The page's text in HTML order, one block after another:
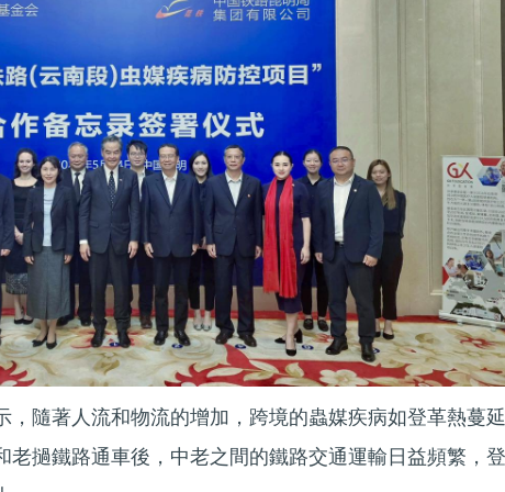
，隨著人流和物流的增加，跨境的蟲媒疾病如登革熱蔓延
老撾鐵路通車後，中老之間的鐵路交通運輸日益頻繁，登